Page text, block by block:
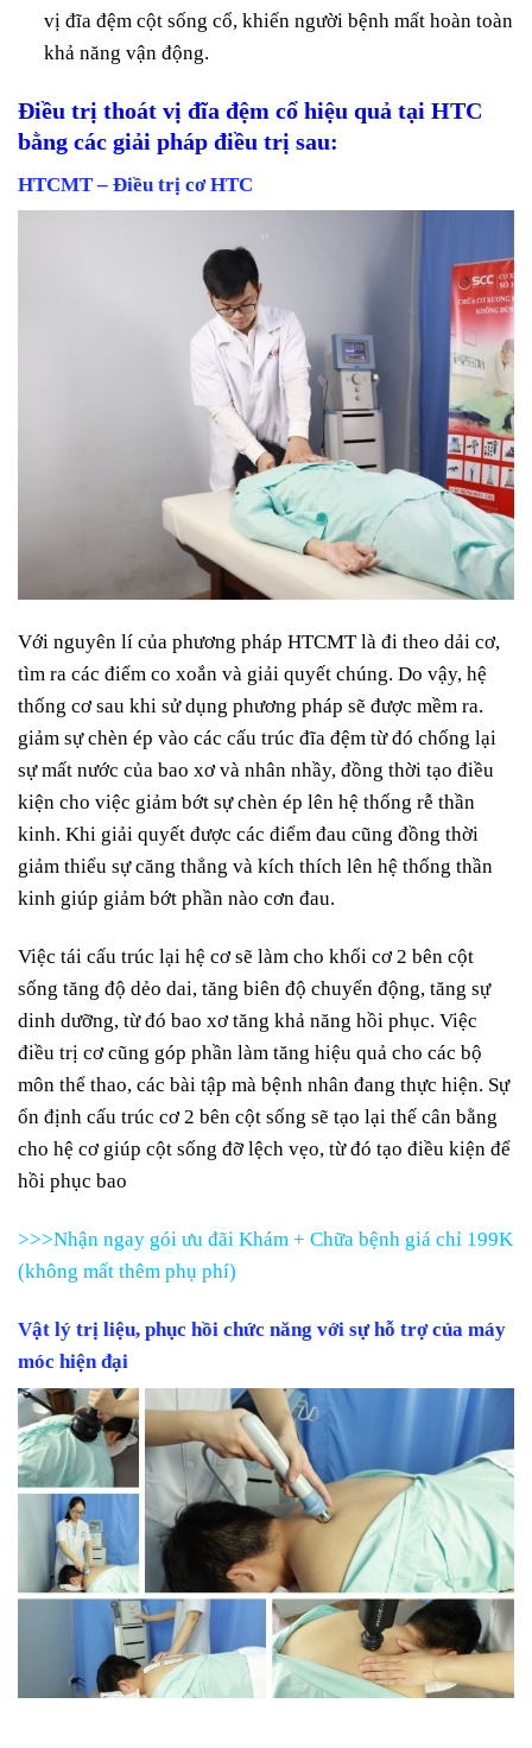
vị đĩa đệm cột sống cổ, khiến người bệnh mất hoàn toàn
khả năng vận động.
Điều trị thoát vị đĩa đệm cổ hiệu quả tại HTC
bằng các giải pháp điều trị sau:
HTCMT – Điều trị cơ HTC
Với nguyên lí của phương pháp HTCMT là đi theo dải cơ,
tìm ra các điểm co xoắn và giải quyết chúng. Do vậy, hệ
thống cơ sau khi sử dụng phương pháp sẽ được mềm ra.
giảm sự chèn ép vào các cấu trúc đĩa đệm từ đó chống lại
sự mất nước của bao xơ và nhân nhầy, đồng thời tạo điều
kiện cho việc giảm bớt sự chèn ép lên hệ thống rễ thần
kinh. Khi giải quyết được các điểm đau cũng đồng thời
giảm thiểu sự căng thẳng và kích thích lên hệ thống thần
kinh giúp giảm bớt phần nào cơn đau.
Việc tái cấu trúc lại hệ cơ sẽ làm cho khối cơ 2 bên cột
sống tăng độ dẻo dai, tăng biên độ chuyển động, tăng sự
dinh dưỡng, từ đó bao xơ tăng khả năng hồi phục. Việc
điều trị cơ cũng góp phần làm tăng hiệu quả cho các bộ
môn thể thao, các bài tập mà bệnh nhân đang thực hiện. Sự
ổn định cấu trúc cơ 2 bên cột sống sẽ tạo lại thế cân bằng
cho hệ cơ giúp cột sống đỡ lệch vẹo, từ đó tạo điều kiện để
hồi phục bao
>>>Nhận ngay gói ưu đãi Khám + Chữa bệnh giá chỉ 199K
(không mất thêm phụ phí)
Vật lý trị liệu, phục hồi chức năng với sự hỗ trợ của máy
móc hiện đại